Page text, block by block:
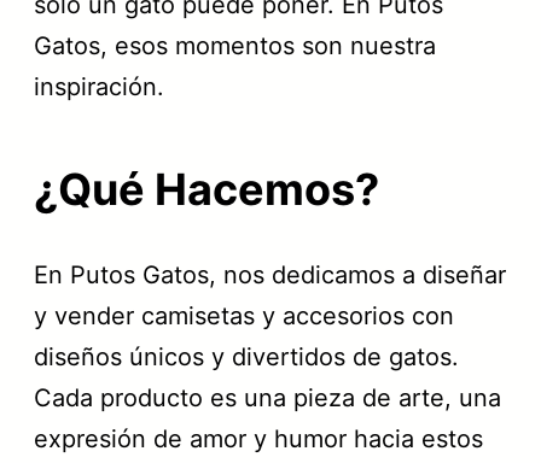
Gatos, esos momentos son nuestra
inspiración.
¿Qué Hacemos?
En Putos Gatos, nos dedicamos a diseñar
y vender camisetas y accesorios con
diseños únicos y divertidos de gatos.
Cada producto es una pieza de arte, una
expresión de amor y humor hacia estos